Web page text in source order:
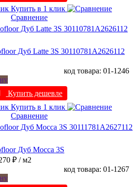
Купить в 1 клик
Сравнение
Дуб Latte 3S 30110781A2626112
код товара: 01-1246
Купить дешевле
Купить в 1 клик
Сравнение
Дуб Mocca 3S
₽ / м2
код товара: 01-1267